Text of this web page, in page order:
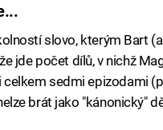
slovo, kterým Bart
jde počet dílů, v nichž
celkem sedmi epizodami
brát jako "kánonický"